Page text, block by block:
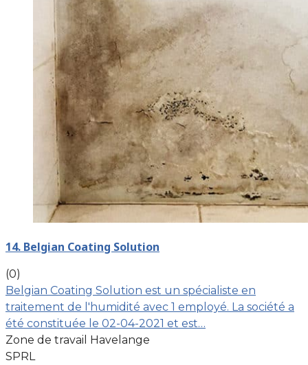
14. Belgian Coating Solution
(0)
Belgian Coating Solution est un spécialiste en
traitement de l'humidité avec 1 employé. La société a
été constituée le 02-04-2021 et est…
Zone de travail Havelange
SPRL